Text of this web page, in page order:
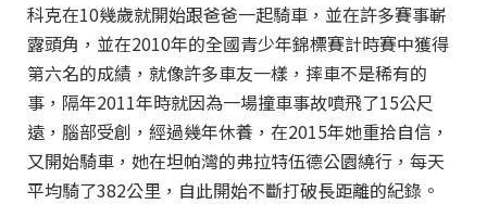
科克在10幾歲就開始跟爸爸一起騎車，並在許多賽事嶄
露頭角，並在2010年的全國青少年錦標賽計時賽中獲得
第六名的成績，就像許多車友一樣，摔車不是稀有的
事，隔年2011年時就因為一場撞車事故噴飛了15公尺
遠，腦部受創，經過幾年休養，在2015年她重拾自信，
又開始騎車，她在坦帕灣的弗拉特伍德公園繞行，每天
平均騎了382公里，自此開始不斷打破長距離的紀錄。